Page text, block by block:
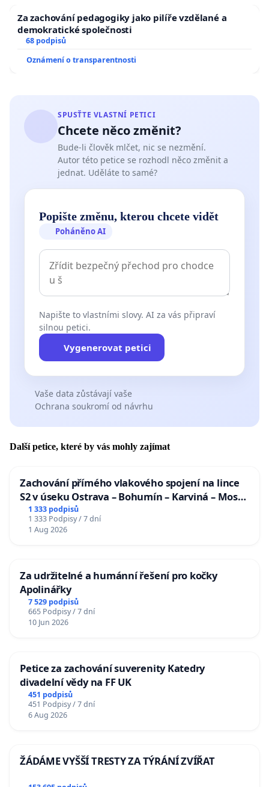
Za zachování pedagogiky jako pilíře vzdělané a
demokratické společnosti
68 podpisů
Oznámení o transparentnosti
SPUSŤTE VLASTNÍ PETICI
Chcete něco změnit?
Bude-li člověk mlčet, nic se nezmění.
Autor této petice se rozhodl něco změnit a
jednat. Uděláte to samé?
Popište změnu, kterou chcete vidět
Poháněno AI
Napište to vlastními slovy. AI za vás připraví
silnou petici.
Vygenerovat petici
Vaše data zůstávají vaše
Ochrana soukromí od návrhu
Další petice, které by vás mohly zajímat
Zachování přímého vlakového spojení na lince
S2 v úseku Ostrava – Bohumín – Karviná – Mosty
u Jablunkova
1 333 podpisů
1 333 Podpisy / 7 dní
1 Aug 2026
Za udržitelné a humánní řešení pro kočky
Apolinářky
7 529 podpisů
665 Podpisy / 7 dní
10 Jun 2026
Petice za zachování suverenity Katedry
divadelní vědy na FF UK
451 podpisů
451 Podpisy / 7 dní
6 Aug 2026
ŽÁDÁME VYŠŠÍ TRESTY ZA TÝRÁNÍ ZVÍŘAT